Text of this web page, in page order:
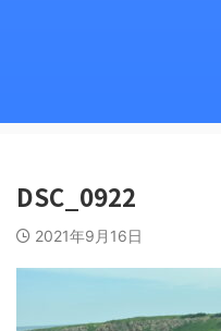
DSC_0922
2021年9月16日